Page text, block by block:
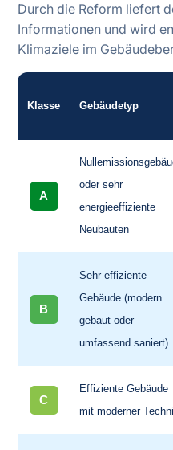
Durch die Reform liefert
Informationen und wird
Klimaziele im
Klasse Gebäudetyp
A
oder sehr
energieeffiziente
Neubauten
B
Sehr effiziente
Gebäude (modern
gebaut oder
umfassend saniert)
C
Effiziente Gebäude
mit moderner